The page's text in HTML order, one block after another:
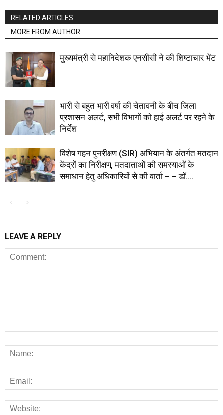
RELATED ARTICLES
MORE FROM AUTHOR
मुख्यमंत्री से महानिदेशक एनसीसी ने की शिष्टाचार भेंट
भारी से बहुत भारी वर्षा की चेतावनी के बीच जिला
प्रशासन अलर्ट, सभी विभागों को हाई अलर्ट पर रहने के
निर्देश
विशेष गहन पुनरीक्षण (SIR) अभियान के अंतर्गत मतदान
केंद्रों का निरीक्षण, मतदाताओं की समस्याओं के
समाधान हेतु अधिकारियों से की वार्ता – – डॉ....
LEAVE A REPLY